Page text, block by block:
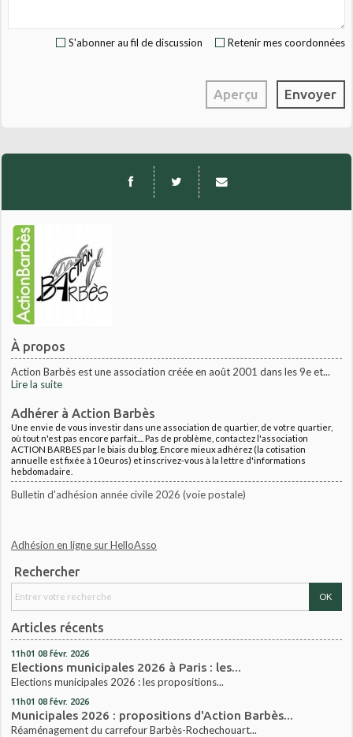
À propos
Action Barbès est une association créée en août 2001 dans les 9e et...
Lire la suite
Adhérer à Action Barbès
Une envie de vous investir dans une association de quartier, de votre quartier,
où tout n'est pas encore parfait.... Pas de problème, contactez l'association
ACTION BARBES par le biais du blog. Encore mieux adhérez (la cotisation
annuelle est fixée à 10euros) et inscrivez-vous à la lettre d'informations
hebdomadaire.
Bulletin d'adhésion année civile 2026 (voie postale)
Adhésion en ligne sur HelloAsso
Rechercher
Articles récents
11h01 08 févr. 2026
Elections municipales 2026 à Paris : les...
Elections municipales 2026 : les propositions...
11h01 08 févr. 2026
Municipales 2026 : propositions d'Action Barbès...
Réaménagement du carrefour Barbès-Rochechouart...
Retenir mes coordonnées
S'abonner au fil de discussion